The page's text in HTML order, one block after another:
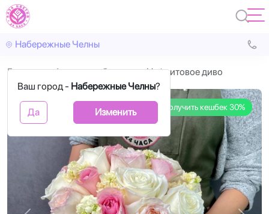
Набережные Челны
Ваш город - Набережные Челны?
Да Изменить
Главная Авторские букеты Нефритовое диво
Получить кешбек 30%